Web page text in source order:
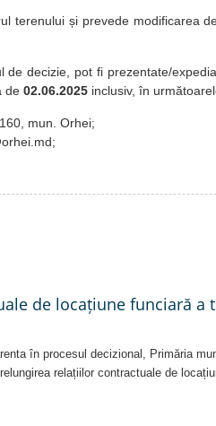
terenului și prevede modificarea
decizie, pot fi prezentate/
de 02.06.2025 inclusiv, în
mun. Orhei;
de locațiune funciară a
în procesul decizional, Primăria
relațiilor contractuale de